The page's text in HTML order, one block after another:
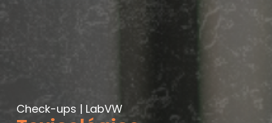
Check-ups | LabVW